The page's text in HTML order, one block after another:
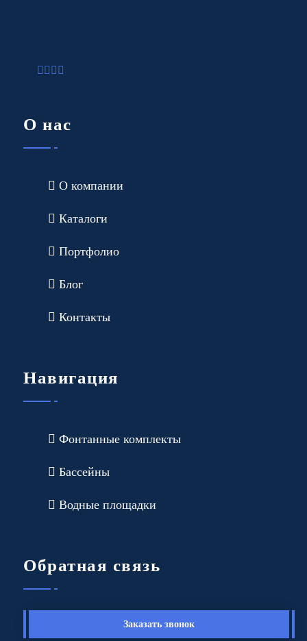
О нас
О компании
Каталоги
Портфолио
Блог
Контакты
Навигация
Фонтанные комплекты
Бассейны
Водные площадки
Обратная связь
Заказать звонок